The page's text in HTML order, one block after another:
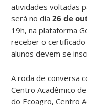
atividades voltadas
será no dia26 de
19h, na plataforma
receber o
alunosdevem se
A roda de conversa
Centro Acadêmico
do Ecoagro, Centro